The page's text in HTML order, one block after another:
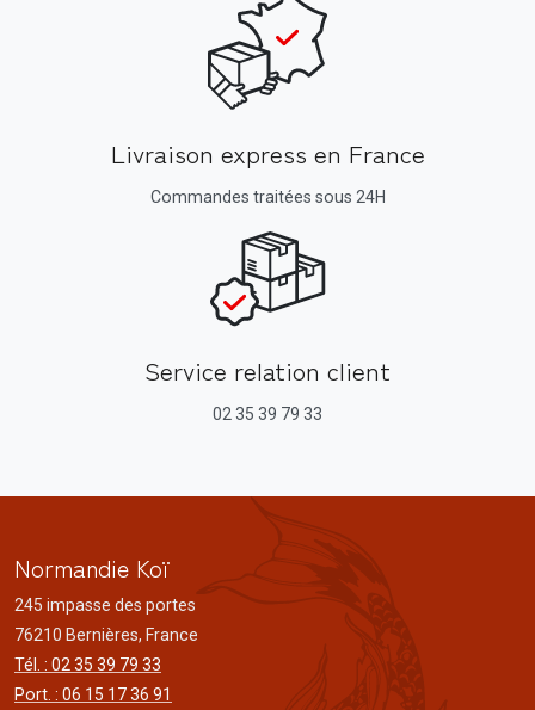
Livraison express en France
Commandes traitées sous 24H
Service relation client
02 35 39 79 33
Normandie Koï
245 impasse des portes
76210 Bernières, France
Tél. : 02 35 39 79 33
Port. : 06 15 17 36 91